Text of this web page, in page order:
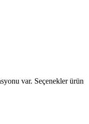
var. Seçenekler ürün